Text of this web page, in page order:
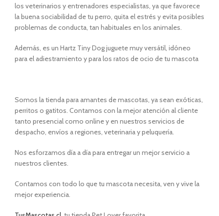
los veterinarios y entrenadores especialistas, ya que favorece
la buena sociabilidad de tu perro, quita el estrés y evita posibles
problemas de conducta, tan habituales en los animales.
Además, es un Hartz Tiny Dog juguete muy versátil, idóneo
para el adiestramiento y para los ratos de ocio de tu mascota
Somos la tienda para amantes de mascotas, ya sean exóticas,
perritos o gatitos. Contamos con la mejor atención al cliente
tanto presencial como online y en nuestros servicios de
despacho, envíos a regiones, veterinaria y peluquería.
Nos esforzamos día a día para entregar un mejor servicio a
nuestros clientes.
Contamos con todo lo que tu mascota necesita, ven y vive la
mejor experiencia.